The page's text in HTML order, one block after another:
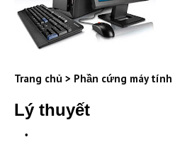
Trang chủ > Phần cứng máy tính
Lý thuyết